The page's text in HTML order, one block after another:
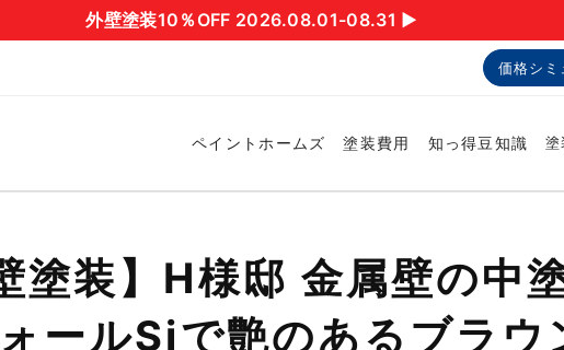
外壁塗装10％OFF 2026.08.01-08.31 ▶︎
価格シミ
ペイントホームズ 塗装費用 知っ得豆知識 塗
塗装】H様邸 金属壁の中
ールSiで艶のあるブラウ